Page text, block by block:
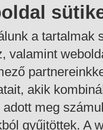
a tartalmak
valamint
akik
meg
gyűjtöttek. A